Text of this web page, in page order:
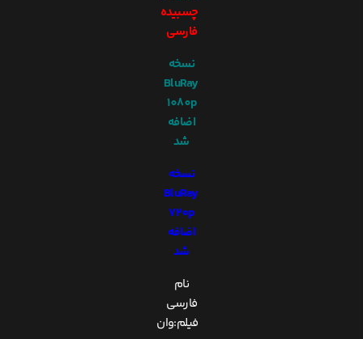
چسبیده
فارسی
نسخه
BluRay
1080p
اضافه
شد
نسخه
BluRay
720p
اضافه
شد
نام
فارسی
فیلم:وان